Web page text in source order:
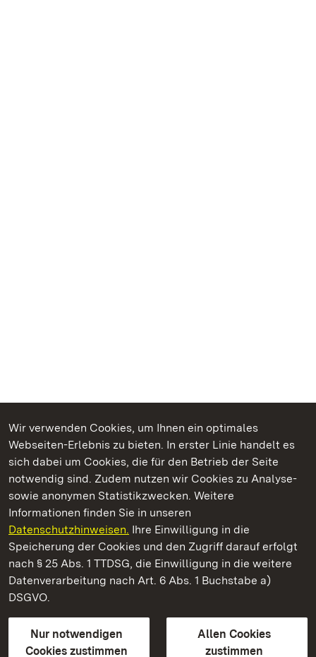
Wir verwenden Cookies, um Ihnen ein optimales
Webseiten-Erlebnis zu bieten. In erster Linie handelt es
sich dabei um Cookies, die für den Betrieb der Seite
notwendig sind. Zudem nutzen wir Cookies zu Analyse-
sowie anonymen Statistikzwecken. Weitere
Informationen finden Sie in unseren
Datenschutzhinweisen. Ihre Einwilligung in die
Speicherung der Cookies und den Zugriff darauf erfolgt
nach § 25 Abs. 1 TTDSG, die Einwilligung in die weitere
Datenverarbeitung nach Art. 6 Abs. 1 Buchstabe a)
DSGVO.
Nur notwendigen
Cookies zustimmen
Allen Cookies
zustimmen
Kommen. Staunen. Genießen.
Staatliche Schlösser und Gärten Baden‑Württemberg
Staatliche Schlösser und Gärten Baden-Württemberg
Kontakt
GebärdenspracheLeichte Sprache
Erklärung zur Barrierefreiheit
BITV-konform (geprüfte Seiten)